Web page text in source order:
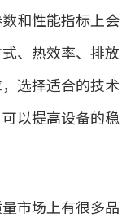
和性能指标上会
、热效率、排放
选择适合的技术
以提高设备的稳
市场上有很多品